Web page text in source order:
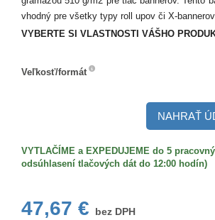
vhodný pre všetky typy roll upov či X-
VYBERTE SI VLASTNOSTI VÁŠHO
Veľkosť/formát
NAHRAŤ
VYTLAČÍME a EXPEDUJEME do 5
odsúhlasení tlačových dát do 12:00 hodín)
47,67 €
bez DPH